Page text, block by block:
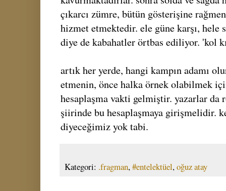
çıkarcı zümre, bütün gösterişine
hizmet etmektedir. ele güne karşı, hele
diye de kabahatler örtbas ediliyor. 'kol
artık her yerde, hangi kampın adamı
etmenin, önce halka örnek olabilmek
hesaplaşma vakti gelmiştir. yazarlar da
şiirinde bu hesaplaşmaya girişmelidir.
diyeceğimiz yok tabi.
Kategori: .fragman,#entelektüel,oğuz atay